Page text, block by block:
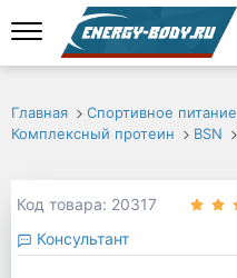
Главная Спортивное питание
Комплексный протеин
BSN
Код товара: 20317
Консультант